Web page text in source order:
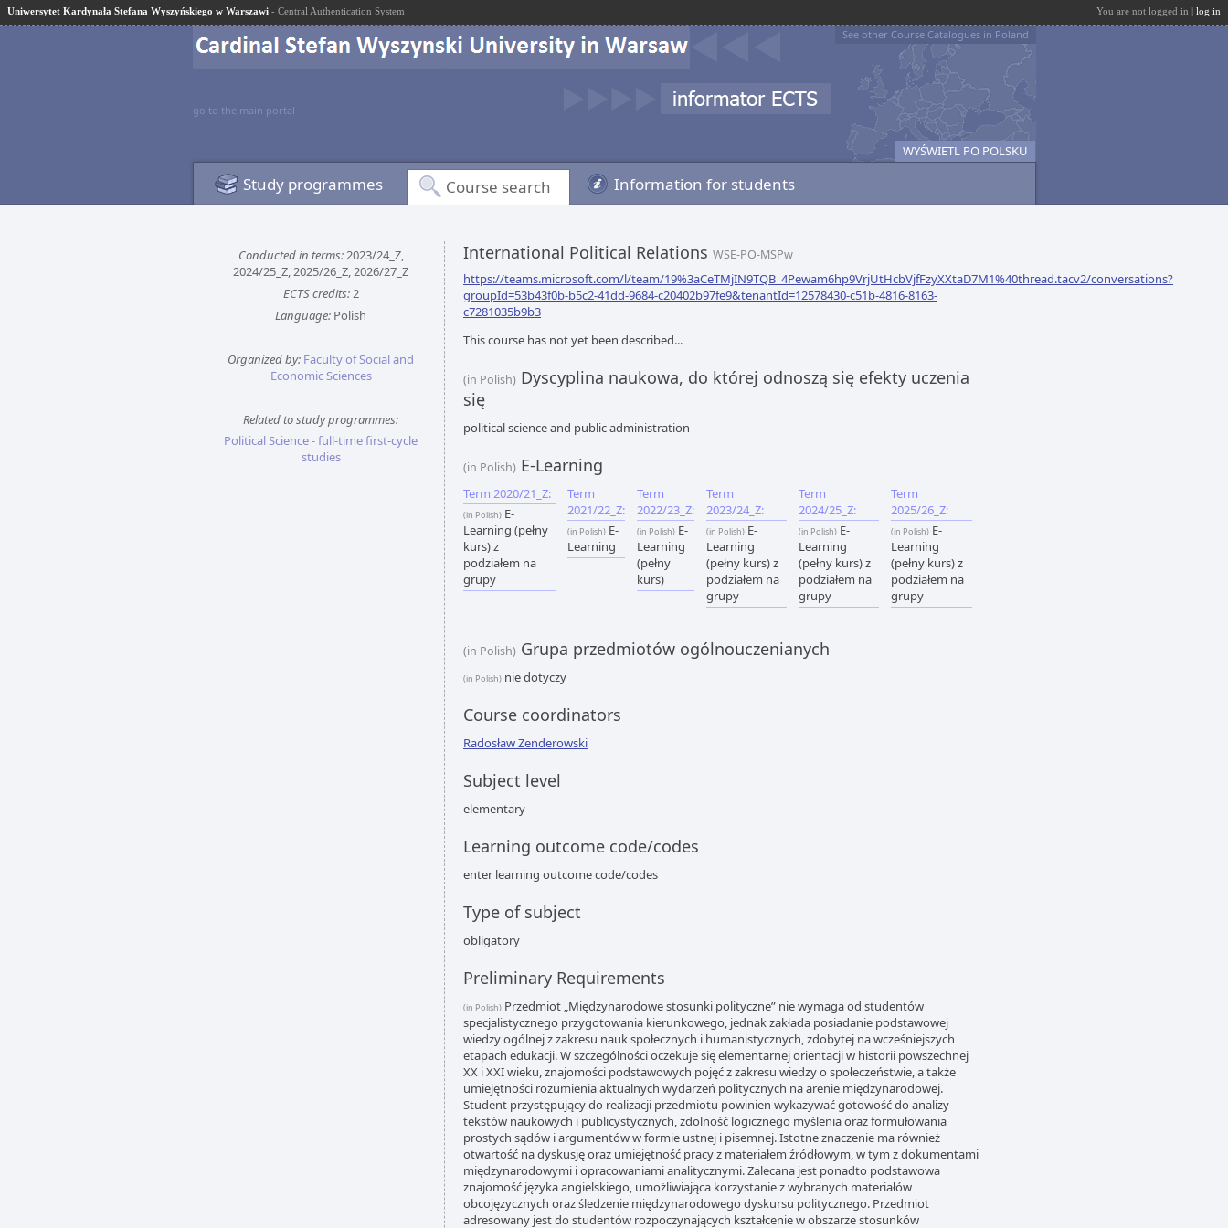
Uniwersytet Kardynała Stefana Wyszyńskiego w Warszawi - Central Authentication System You are not logged in | log in
go to the main portal
See other Course Catalogues in Poland
WYŚWIETL PO POLSKU
Study programmes Course search Information for students
Conducted in terms:2023/24_Z,
2024/25_Z, 2025/26_Z, 2026/27_Z
ECTS credits:2
Language: Polish
Organized by: Faculty of Social and
Economic Sciences
Related to study programmes:
Political Science - full-time first-cycle
studies
International Political Relations WSE-PO-MSPw
https://teams.microsoft.com/l/team/19%3aCeTMjIN9TQB_4Pewam6hp9VrjUtHcbVjfFzyXXtaD7M1%40thread.tacv2/conversations?
groupId=53b43f0b-b5c2-41dd-9684-c20402b97fe9&tenantId=12578430-c51b-4816-8163-
c7281035b9b3
This course has not yet been described...
(in Polish) Dyscyplina naukowa, do której odnoszą się efekty uczenia
się
political science and public administration
(in Polish) E-Learning
Term 2020/21_Z:
(in Polish) E-
Learning (pełny
kurs) z
podziałem na
grupy
Term
2021/22_Z:
(in Polish) E-
Learning
Term
2022/23_Z:
(in Polish) E-
Learning
(pełny
kurs)
Term
2023/24_Z:
(in Polish) E-
Learning
(pełny kurs) z
podziałem na
grupy
Term
2024/25_Z:
(in Polish) E-
Learning
(pełny kurs) z
podziałem na
grupy
Term
2025/26_Z:
(in Polish) E-
Learning
(pełny kurs) z
podziałem na
grupy
(in Polish) Grupa przedmiotów ogólnouczenianych
(in Polish) nie dotyczy
Course coordinators
Radosław Zenderowski
Subject level
elementary
Learning outcome code/codes
enter learning outcome code/codes
Type of subject
obligatory
Preliminary Requirements
(in Polish) Przedmiot „Międzynarodowe stosunki polityczne” nie wymaga od studentów
specjalistycznego przygotowania kierunkowego, jednak zakłada posiadanie podstawowej
wiedzy ogólnej z zakresu nauk społecznych i humanistycznych, zdobytej na wcześniejszych
etapach edukacji. W szczególności oczekuje się elementarnej orientacji w historii powszechnej
XX i XXI wieku, znajomości podstawowych pojęć z zakresu wiedzy o społeczeństwie, a także
umiejętności rozumienia aktualnych wydarzeń politycznych na arenie międzynarodowej.
Student przystępujący do realizacji przedmiotu powinien wykazywać gotowość do analizy
tekstów naukowych i publicystycznych, zdolność logicznego myślenia oraz formułowania
prostych sądów i argumentów w formie ustnej i pisemnej. Istotne znaczenie ma również
otwartość na dyskusję oraz umiejętność pracy z materiałem źródłowym, w tym z dokumentami
międzynarodowymi i opracowaniami analitycznymi. Zalecana jest ponadto podstawowa
znajomość języka angielskiego, umożliwiająca korzystanie z wybranych materiałów
obcojęzycznych oraz śledzenie międzynarodowego dyskursu politycznego. Przedmiot
adresowany jest do studentów rozpoczynających kształcenie w obszarze stosunków